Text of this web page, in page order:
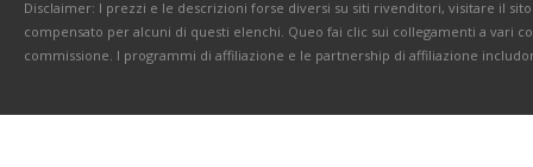
Disclaimer: I prezzi e le descrizioni forse diversi su siti rivenditori, visitare il
compensato per alcuni di questi elenchi. Queo fai clic sui collegamenti a vari
commissione. I programmi di affiliazione e le partnership di affiliazione